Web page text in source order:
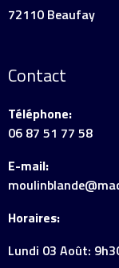
72110 Beaufay
Contact
Téléphone:
06 87 51 77 58
E-mail:
Horaires:
Lundi 03 Août: